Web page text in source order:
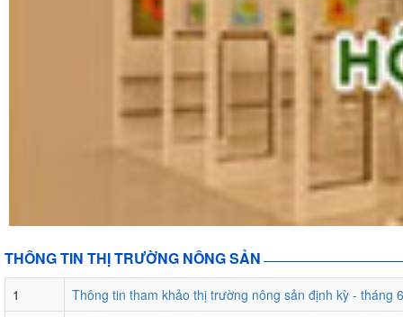
THÔNG TIN THỊ TRƯỜNG NÔNG SẢN
1
Thông tin tham khảo thị trường nông sản định kỳ - tháng